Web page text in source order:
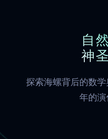
自
神
探索海螺背后的数
年的演